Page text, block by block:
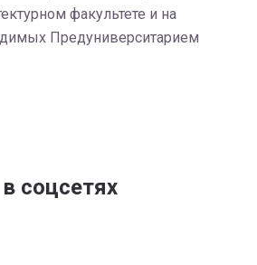
факультете и на
Предуниверситарием
соцсетях